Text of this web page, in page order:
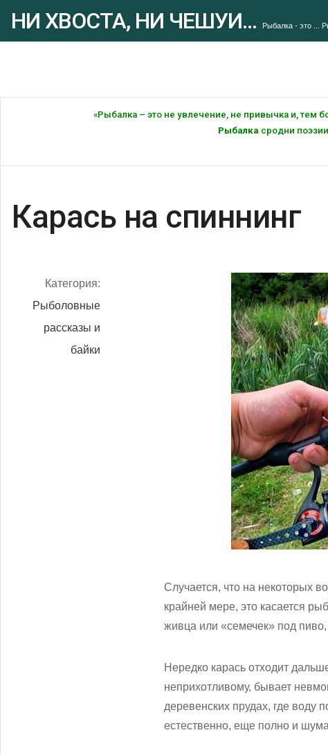
НИ ХВОСТА, НИ ЧЕШУИ... Рыбалка - это ...
«Рыбалка – это не увлечение, не привычка и, тем
Рыбалка сродни
Карась на спиннинг
Категория:
Рыболовные
рассказы и
байки
Случается, что на некоторых
крайней мере, это касается
живца или «семечек» под
Нередко карась отходит
неприхотливому, бывает
деревенских прудах, где воду
естественно, еще полно и